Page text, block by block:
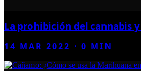
La prohibición del cannabis
14 MAR 2022 ·0 MIN